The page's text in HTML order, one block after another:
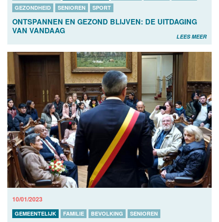
GEZONDHEID
SENIOREN SPORT
ONTSPANNEN EN GEZOND BLIJVEN: DE UITDAGING
VAN VANDAAG
LEES MEER
10/01/2023
GEMEENTELIJK FAMILIE BEVOLKING SENIOREN